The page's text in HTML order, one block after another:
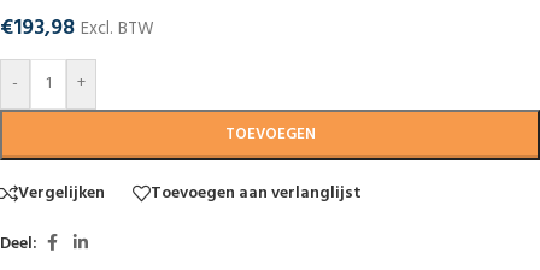
€193,98 Excl. BTW
-
+
TOEVOEGEN
Vergelijken
Toevoegen aan verlanglijst
Deel: